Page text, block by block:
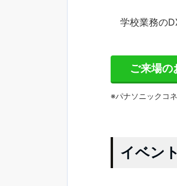
学校業務の
ご来場の
※パナソニックコ
イベン